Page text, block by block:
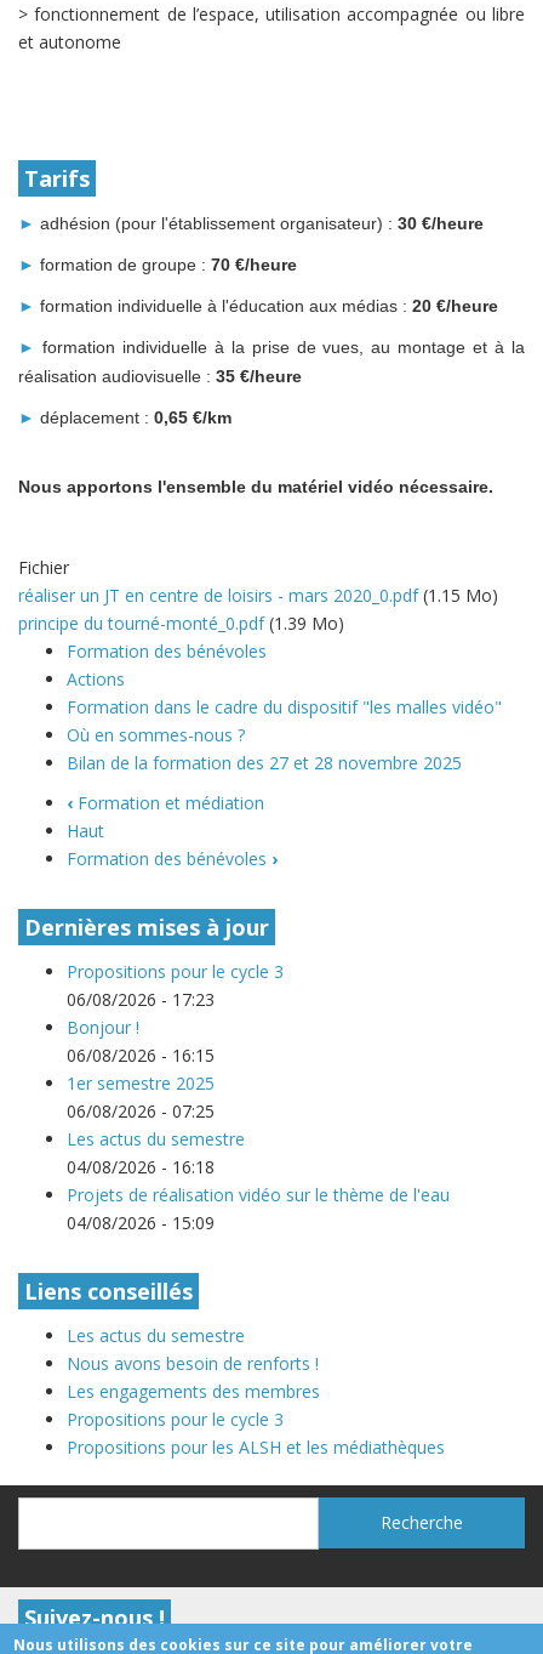
> fonctionnement de l’espace, utilisation accompagnée ou libre
et autonome
Tarifs
► adhésion (pour l'établissement organisateur) : 30 €/heure
► formation de groupe : 70 €/heure
► formation individuelle à l'éducation aux médias : 20 €/heure
► formation individuelle à la prise de vues, au montage et à la
réalisation audiovisuelle : 35 €/heure
► déplacement : 0,65 €/km
Nous apportons l'ensemble du matériel vidéo nécessaire.
Fichier
réaliser un JT en centre de loisirs - mars 2020_0.pdf (1.15 Mo)
principe du tourné-monté_0.pdf (1.39 Mo)
Formation des bénévoles
Actions
Formation dans le cadre du dispositif "les malles vidéo"
Où en sommes-nous ?
Bilan de la formation des 27 et 28 novembre 2025
‹ Formation et médiation
Haut
Formation des bénévoles ›
Dernières mises à jour
Propositions pour le cycle 3
06/08/2026 - 17:23
Bonjour !
06/08/2026 - 16:15
1er semestre 2025
06/08/2026 - 07:25
Les actus du semestre
04/08/2026 - 16:18
Projets de réalisation vidéo sur le thème de l'eau
04/08/2026 - 15:09
Liens conseillés
Les actus du semestre
Nous avons besoin de renforts !
Les engagements des membres
Propositions pour le cycle 3
Propositions pour les ALSH et les médiathèques
Suivez-nous !
Nous utilisons des cookies sur ce site pour améliorer votre